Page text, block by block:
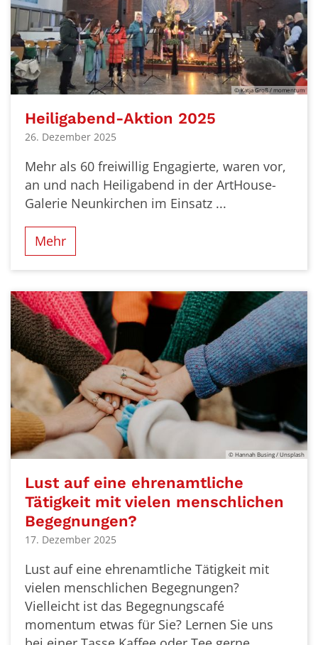
© Katja Groß / momentum
Heiligabend-Aktion 2025
26. Dezember 2025
Mehr als 60 freiwillig Engagierte, waren vor,
an und nach Heiligabend in der ArtHouse-
Galerie Neunkirchen im Einsatz ...
Mehr
© Hannah Busing / Unsplash
Lust auf eine ehrenamtliche
Tätigkeit mit vielen menschlichen
Begegnungen?
17. Dezember 2025
Lust auf eine ehrenamtliche Tätigkeit mit
vielen menschlichen Begegnungen?
Vielleicht ist das Begegnungscafé
momentum etwas für Sie? Lernen Sie uns